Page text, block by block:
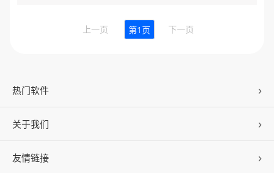
上一页 第1页 下一页
热门软件
驱动人生
关于我们
公司概况
友情链接